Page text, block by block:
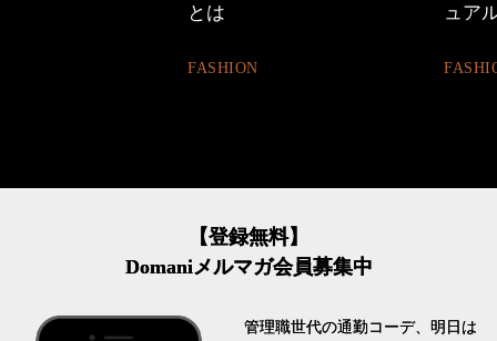
【登録無料】
Domaniメルマガ会員募集中
管理職世代の通勤コーデ、明日は